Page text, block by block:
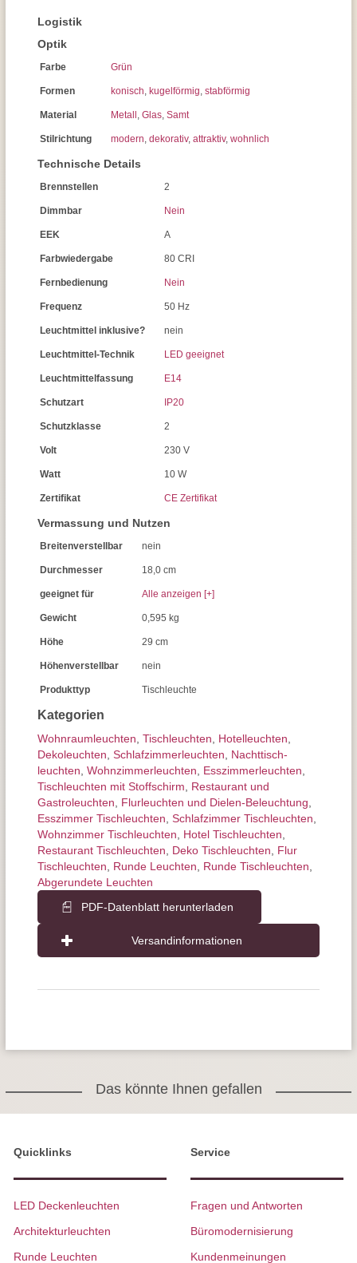
Kategorien
Wohnraum­leuchten Tisch­leuchten Hotelleuchten
Dekoleuchten Schlafzimmer­leuchten
Nachttisch­
leuchten Wohnzimmer­leuchten Esszimmer­­leuchten
Tischleuchten mit Stoffschirm
Restaurant und
Gastroleuchten
Flurleuchten und Dielen-Beleuchtung
Esszimmer Tischleuchten Schlafzimmer Tischleuchten
Wohnzimmer Tischleuchten
Hotel Tischleuchten
Restaurant Tischleuchten
Deko Tischleuchten
Flur
Tischleuchten
Runde Leuchten Runde Tischleuchten
Abgerundete Leuchten
PDF-Datenblatt herunterladen
Versandinformationen
Logistik
Optik
Farbe Grün
Formen konisch, kugelförmig, stabförmig
Material Metall , Glas, Samt
Stilrichtung modern, dekorativ, attraktiv, wohnlich
Technische Details
Brennstellen 2
Dimmbar Nein
EEK A
Farbwiedergabe 80 CRI
Fernbedienung Nein
Frequenz 50 Hz
Leuchtmittel inklusive? nein
Leuchtmittel-Technik LED geeignet
Leuchtmittelfassung E14
Schutzart IP20
Schutzklasse 2
Volt 230 V
Watt 10 W
Zertifikat CE Zertifikat
Vermassung und Nutzen
Breitenverstellbar nein
Durchmesser 18,0 cm
geeignet für Alle anzeigen [+]
Gewicht 0,595 kg
Höhe 29 cm
Höhenverstellbar nein
Produkttyp Tischleuchte
Das könnte Ihnen gefallen
Quicklinks
LED Deckenleuchten
Architekturleuchten
Runde Leuchten
Service
Fragen und Antworten
Büromodernisierung
Kundenmeinungen